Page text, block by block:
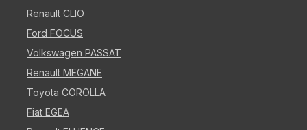
Renault CLIO
Ford FOCUS
Volkswagen PASSAT
Renault MEGANE
Toyota COROLLA
Fiat EGEA